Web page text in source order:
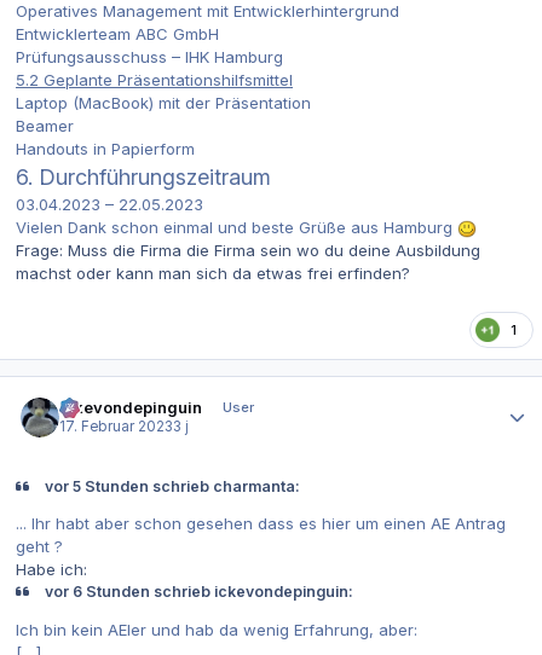
Operatives Management mit Entwicklerhintergrund
Entwicklerteam ABC GmbH
Prüfungsausschuss – IHK Hamburg
5.2 Geplante Präsentationshilfsmittel
Laptop (MacBook) mit der Präsentation
Beamer
Handouts in Papierform
6. Durchführungszeitraum
03.04.2023 – 22.05.2023
Vielen Dank schon einmal und beste Grüße aus Hamburg
Frage: Muss die Firma die Firma sein wo du deine Ausbildung
machst oder kann man sich da etwas frei erfinden?
1
ickevondepinguin
User
17. Februar 20233 j
vor 5 Stunden schrieb charmanta:
... Ihr habt aber schon gesehen dass es hier um einen AE Antrag
geht ?
Habe ich:
vor 6 Stunden schrieb ickevondepinguin:
Ich bin kein AEler und hab da wenig Erfahrung, aber: